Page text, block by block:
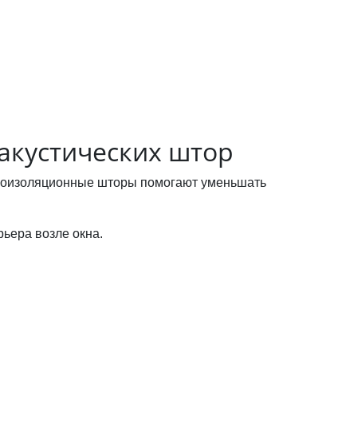
штор
шторы помогают уменьшать
возле окна.